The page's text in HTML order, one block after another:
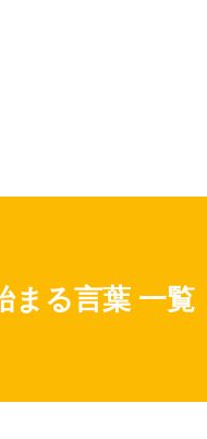
まる言葉 一覧